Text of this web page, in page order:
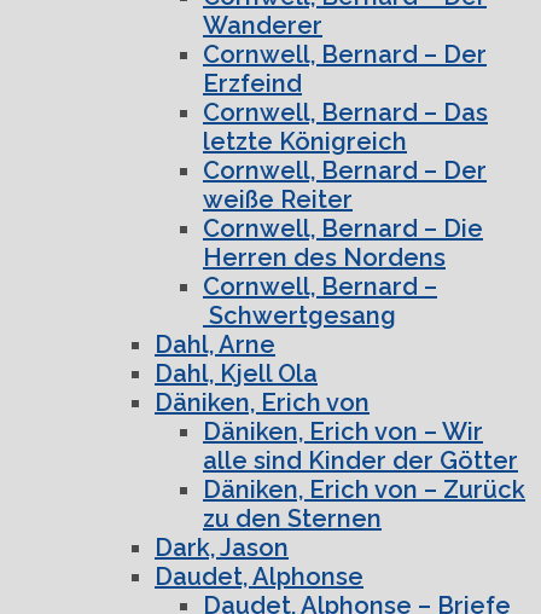
Wanderer
Cornwell, Bernard – Der
Erzfeind
Cornwell, Bernard – Das
letzte Königreich
Cornwell, Bernard – Der
weiße Reiter
Cornwell, Bernard – Die
Herren des Nordens
Cornwell, Bernard –
Schwertgesang
Dahl, Arne
Dahl, Kjell Ola
Däniken, Erich von
Däniken, Erich von – Wir
alle sind Kinder der Götter
Däniken, Erich von – Zurück
zu den Sternen
Dark, Jason
Daudet, Alphonse
Daudet, Alphonse – Briefe